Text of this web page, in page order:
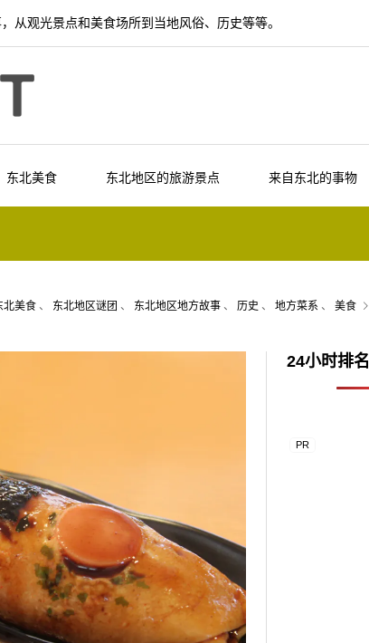
从观光景点和美食场所到当地风俗、历史等等。
东北美食 东北地区的旅游景点 来自东北的事物
北美食 、 东北地区谜团 、 东北地区地方故事 、 历史 、 地方菜系 、 美食
24小时排名